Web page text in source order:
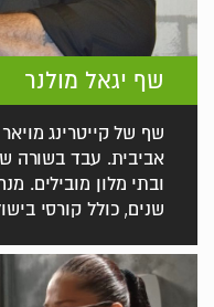
שף יגאל מולנר
שף של קייטרינג
אביבית. עבד בשורה
שנים, כולל קורסי